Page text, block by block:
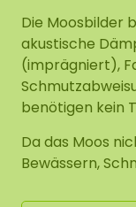
Die Moosbilder
akustische
(imprägniert),
benötigen kein
Da das Moos
Bewässern,